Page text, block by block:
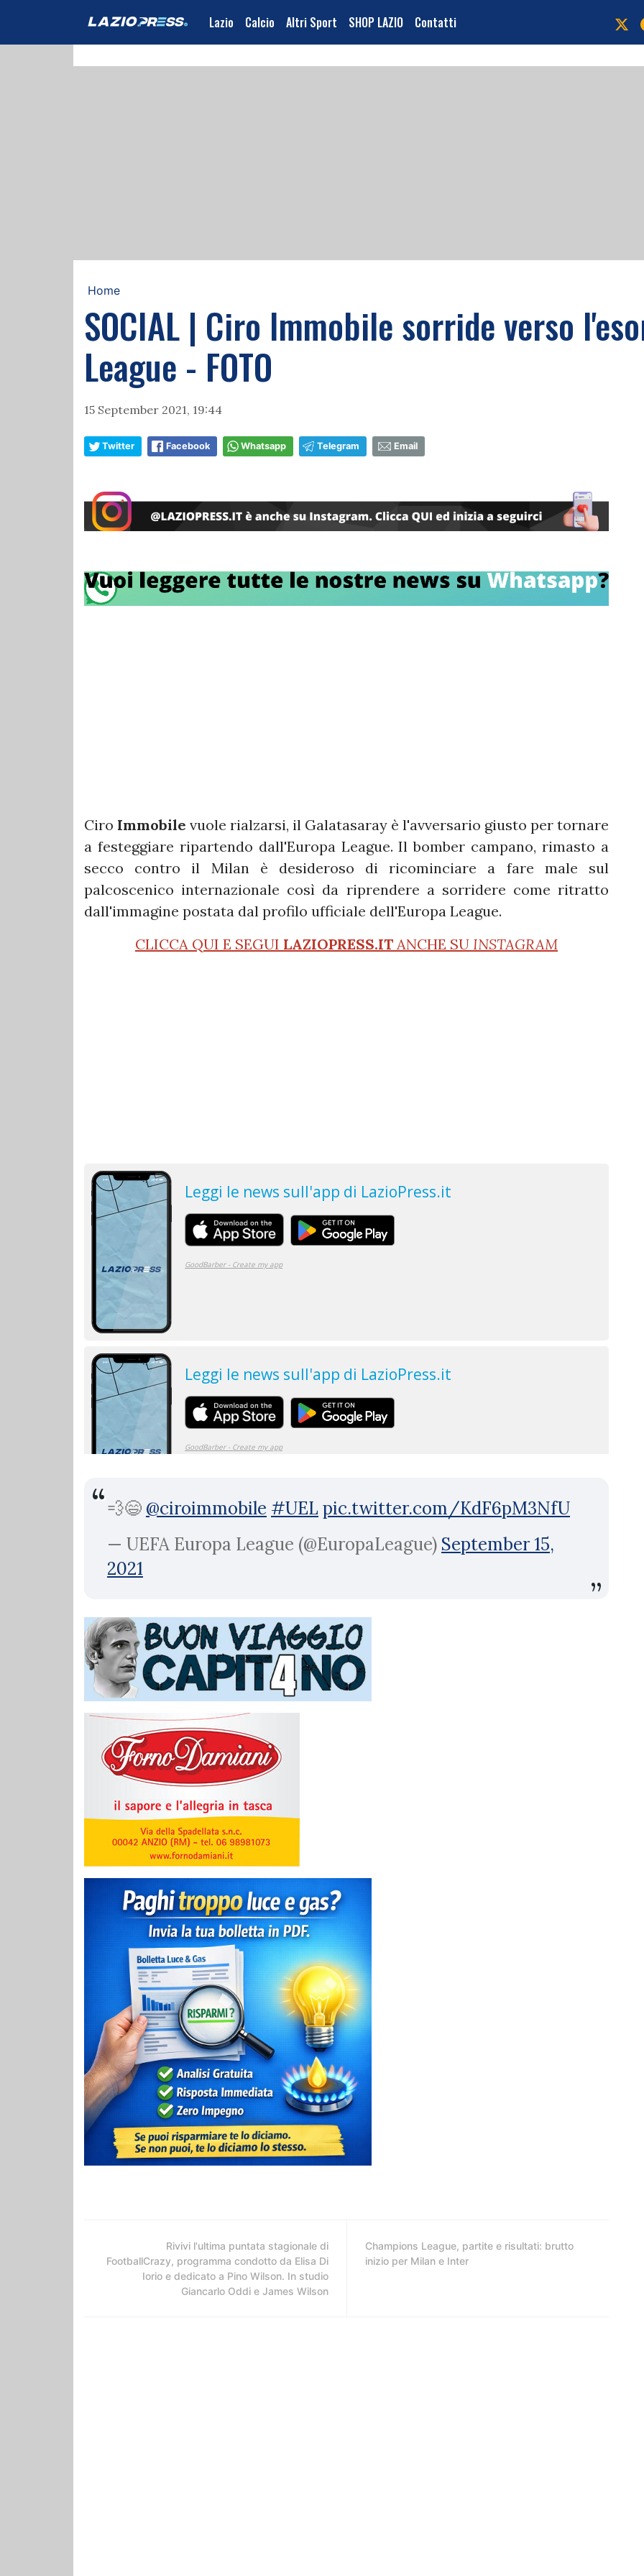
Lazio Calcio Altri Sport SHOP LAZIO Contatti
Home
SOCIAL | Ciro Immobile sorride verso
League - FOTO
15 September 2021, 19:44
Twitter Facebook Whatsapp Telegram Email
Ciro Immobile vuole rialzarsi, il Galatasaray è l'avversario giusto per tornare
a festeggiare ripartendo dall'Europa League. Il bomber campano, rimasto a
secco contro il Milan è desideroso di ricominciare a fare male sul
palcoscenico internazionale così da riprendere a sorridere come ritratto
dall'immagine postata dal profilo ufficiale dell'Europa League.
CLICCA QUI E SEGUI LAZIOPRESS.IT ANCHE SU INSTAGRAM
💨😄 @ciroimmobile #UEL pic.twitter.com/KdF6pM3NfU
— UEFA Europa League (@EuropaLeague) September 15,
2021
Rivivi l'ultima puntata stagionale di
FootballCrazy, programma condotto da Elisa Di
Iorio e dedicato a Pino Wilson. In studio
Giancarlo Oddi e James Wilson
Champions League, partite e risultati: brutto
inizio per Milan e Inter